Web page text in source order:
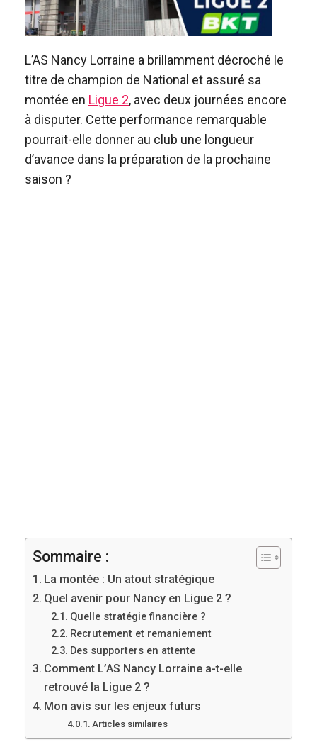
L’AS Nancy Lorraine a brillamment décroché le
titre de champion de National et assuré sa
montée en Ligue 2, avec deux journées encore
à disputer. Cette performance remarquable
pourrait-elle donner au club une longueur
d’avance dans la préparation de la prochaine
saison ?
Sommaire :
La montée : Un atout stratégique
Quel avenir pour Nancy en Ligue 2 ?
Quelle stratégie financière ?
Recrutement et remaniement
Des supporters en attente
Comment L’AS Nancy Lorraine a-t-elle
retrouvé la Ligue 2 ?
Mon avis sur les enjeux futurs
Articles similaires